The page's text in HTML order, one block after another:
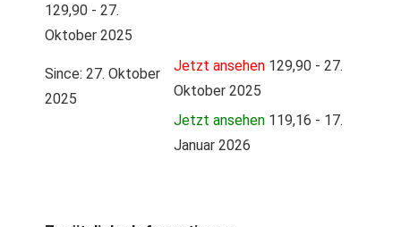
129,90 - 27.
Oktober 2025
Since: 27. Oktober
2025
Jetzt ansehen 129,90 - 27.
Oktober 2025
Jetzt ansehen 119,16 - 17.
Januar 2026